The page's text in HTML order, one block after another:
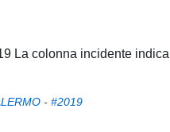
La colonna incidente
-#2019